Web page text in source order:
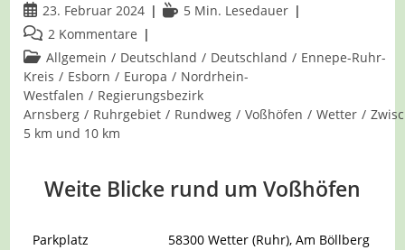
Beitrag
veröffentlicht:
23. Februar 2024 Lesedauer:
5 Min. Lesedauer
Beitrags-
Kommentare:
2 Kommentare
Beitrags-
Kategorie:
Allgemein / Deutschland / Deutschland / Ennepe-Ruhr-
Kreis / Esborn / Europa / Nordrhein-
Westfalen / Regierungsbezirk
Arnsberg / Ruhrgebiet / Rundweg / Voßhöfen / Wetter /
5 km und 10 km
Weite Blicke rund um Voßhöfen
Parkplatz
58300 Wetter (Ruhr), Am Böllberg